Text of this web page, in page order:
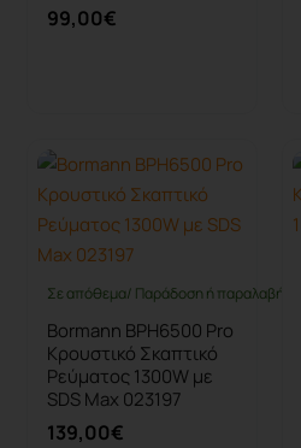
99,00€
Σε απόθεμα/ Παράδοση ή παραλαβή
Bormann BPH6500 Pro
Κρουστικό Σκαπτικό
Ρεύματος 1300W με
SDS Max 023197
139,00€